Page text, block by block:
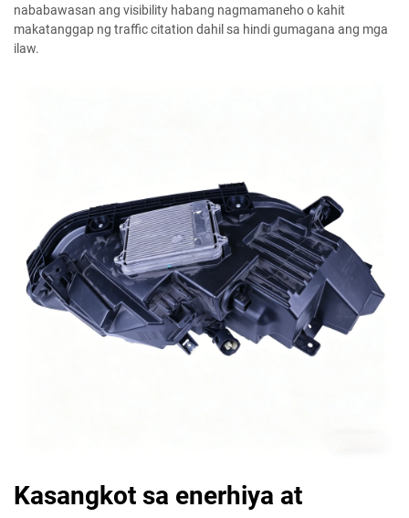
nababawasan ang visibility habang nagmamaneho o kahit
makatanggap ng traffic citation dahil sa hindi gumagana ang mga
ilaw.
Kasangkot sa enerhiya at